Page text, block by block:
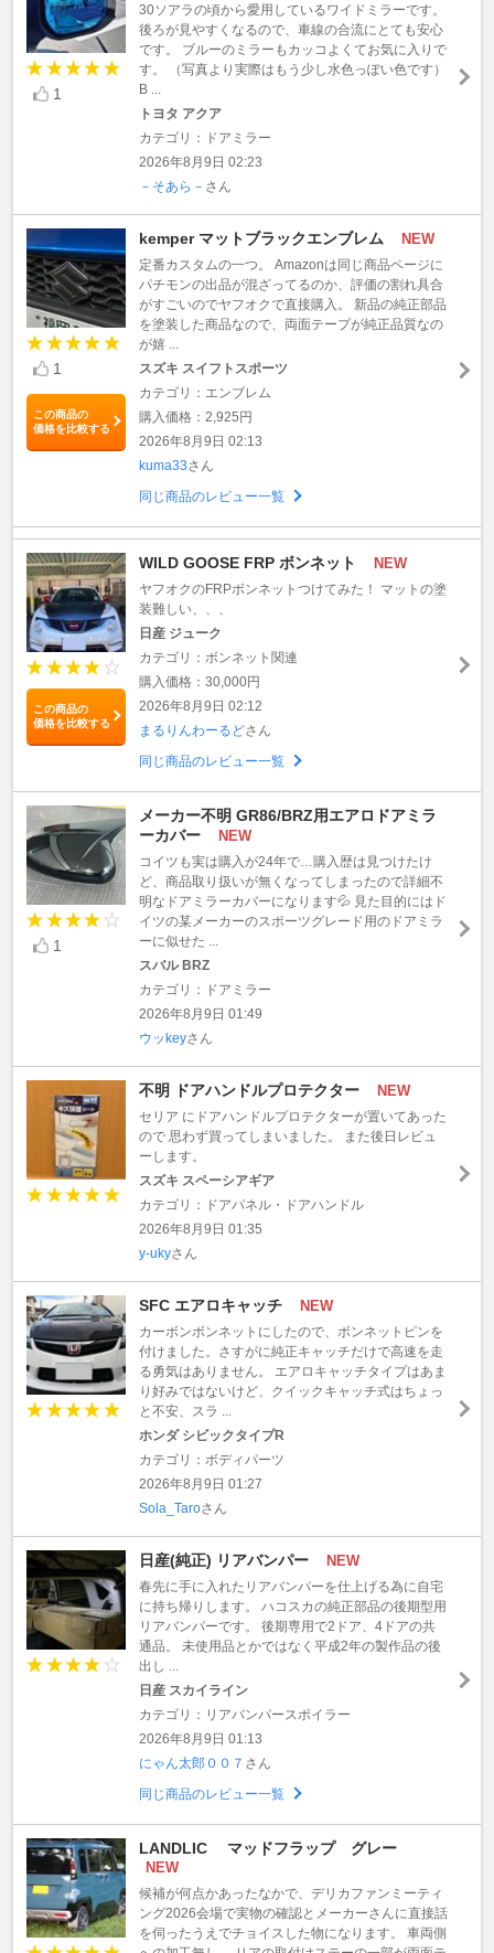
1
30ソアラの頃から愛用しているワイドミラーです。
後ろが見やすくなるので、車線の合流にとても安心
です。 ブルーのミラーもカッコよくてお気に入りで
す。 （写真より実際はもう少し水色っぽい色です）
B ...
トヨタ アクア
カテゴリ：ドアミラー
2026年8月9日 02:23
－そあら－ さん
1
この商品の
価格を比較する
kemper マットブラックエンブレム NEW
定番カスタムの一つ。 Amazonは同じ商品ページに
パチモンの出品が混ざってるのか、評価の割れ具合
がすごいのでヤフオクで直接購入。 新品の純正部品
を塗装した商品なので、両面テープが純正品質なの
が嬉 ...
スズキ スイフトスポーツ
カテゴリ：エンブレム
購入価格：2,925円
2026年8月9日 02:13
kuma33さん
同じ商品のレビュー一覧
この商品の
価格を比較する
WILD GOOSE FRP ボンネット NEW
ヤフオクのFRPボンネットつけてみた！ マットの塗
装難しい、、、
日産 ジューク
カテゴリ：ボンネット関連
購入価格：30,000円
2026年8月9日 02:12
まるりんわーるどさん
同じ商品のレビュー一覧
1
メーカー不明 GR86/BRZ用エアロドアミラ
ーカバー
NEW
コイツも実は購入が24年で…購入歴は見つけたけ
ど、商品取り扱いが無くなってしまったので詳細不
明なドアミラーカバーになります💦 見た目的にはド
イツの某メーカーのスポーツグレード用のドアミラ
ーに似せた ...
スバル BRZ
カテゴリ：ドアミラー
2026年8月9日 01:49
ウッkeyさん
不明 ドアハンドルプロテクター NEW
セリア にドアハンドルプロテクターが置いてあった
ので 思わず買ってしまいました。 また後日レビュ
ーします。
スズキ スペーシアギア
カテゴリ：ドアパネル・ドアハンドル
2026年8月9日 01:35
y-ukyさん
SFC エアロキャッチ NEW
カーボンボンネットにしたので、ボンネットピンを
付けました。さすがに純正キャッチだけで高速を走
る勇気はありません。 エアロキャッチタイプはあま
り好みではないけど、クイックキャッチ式はちょっ
と不安、スラ ...
ホンダ シビックタイプR
カテゴリ：ボディパーツ
2026年8月9日 01:27
Sola_Taroさん
日産(純正) リアバンパー NEW
春先に手に入れたリアバンパーを仕上げる為に自宅
に持ち帰りします。 ハコスカの純正部品の後期型用
リアバンパーです。 後期専用で2ドア、4ドアの共
通品。 未使用品とかではなく平成2年の製作品の後
出し ...
日産 スカイライン
カテゴリ：リアバンパースポイラー
2026年8月9日 01:13
にゃん太郎００７ さん
同じ商品のレビュー一覧
LANDLIC マッドフラップ グレー
NEW
候補が何点かあったなかで、デリカファンミーティ
ング2026会場で実物の確認とメーカーさんに直接話
を伺ったうえでチョイスした物になります。 車両側